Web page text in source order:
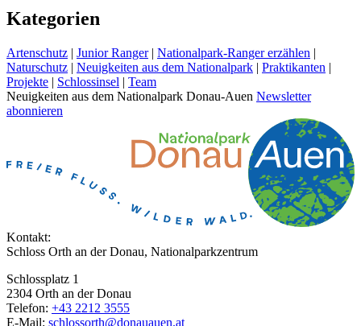
Kategorien
Artenschutz | Junior Ranger | Nationalpark-Ranger erzählen |
Naturschutz | Neuigkeiten aus dem Nationalpark | Praktikanten |
Projekte | Schlossinsel | Team
Neuigkeiten aus dem Nationalpark Donau-Auen Newsletter
abonnieren
Kontakt:
Schloss Orth an der Donau, Nationalparkzentrum
Schlossplatz 1
2304 Orth an der Donau
Telefon: +43 2212 3555
E-Mail: schlossorth@donauauen.at